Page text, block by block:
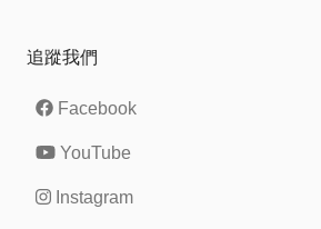
追蹤我們
Facebook
YouTube
Instagram